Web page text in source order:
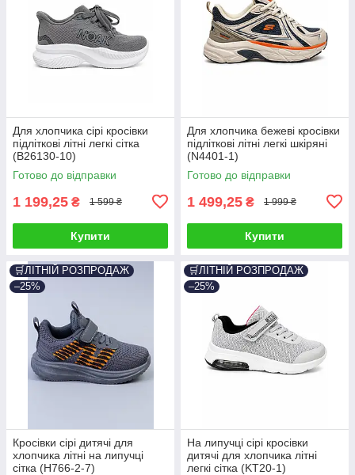
Для хлопчика сірі кросівки
підліткові літні легкі сітка
(B26130-10)
Готово до відправки
1 199,25 ₴ 1 599 ₴
Купити
Для хлопчика бежеві кросівки
підліткові літні легкі шкіряні
(N4401-1)
Готово до відправки
1 499,25 ₴ 1 999 ₴
Купити
🛒ЛІТНІЙ РОЗПРОДАЖ
–25%
Кросівки сірі дитячі для
хлопчика літні на липучці
сітка (H766-2-7)
🛒ЛІТНІЙ РОЗПРОДАЖ
–25%
На липучці сірі кросівки
дитячі для хлопчика літні
легкі сітка (KT20-1)